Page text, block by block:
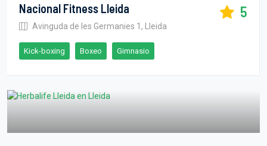
Nacional Fitness Lleida
Avinguda de les Germanies 1, Lleida
5
Kick-boxing Boxeo Gimnasio